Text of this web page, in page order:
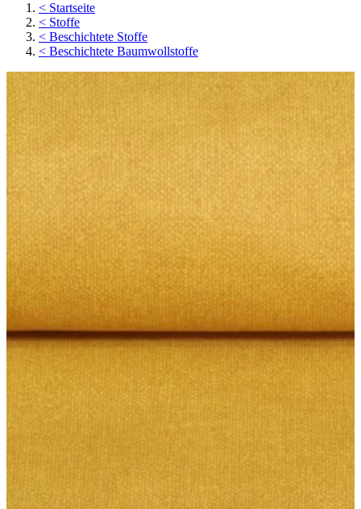
< Startseite
< Stoffe
< Beschichtete Stoffe
< Beschichtete Baumwollstoffe